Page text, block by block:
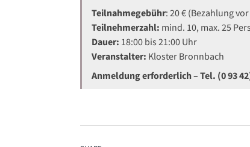
Teilnahmegebühr: 20 € (Bezahlung
Teilnehmerzahl: mind. 10, max. 25
Dauer: 18:00 bis 21:00 Uhr
Veranstalter: Kloster Bronnbach
Anmeldung erforderlich – Tel. (0 93